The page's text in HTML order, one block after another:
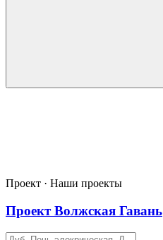
Проект · Наши проекты
Проект Волжская Гавань